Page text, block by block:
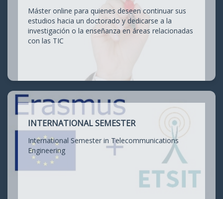
Máster online para quienes deseen continuar sus
estudios hacia un doctorado y dedicarse a la
investigación o la enseñanza en áreas relacionadas
con las TIC
INTERNATIONAL SEMESTER
International Semester in Telecommunications
Engineering